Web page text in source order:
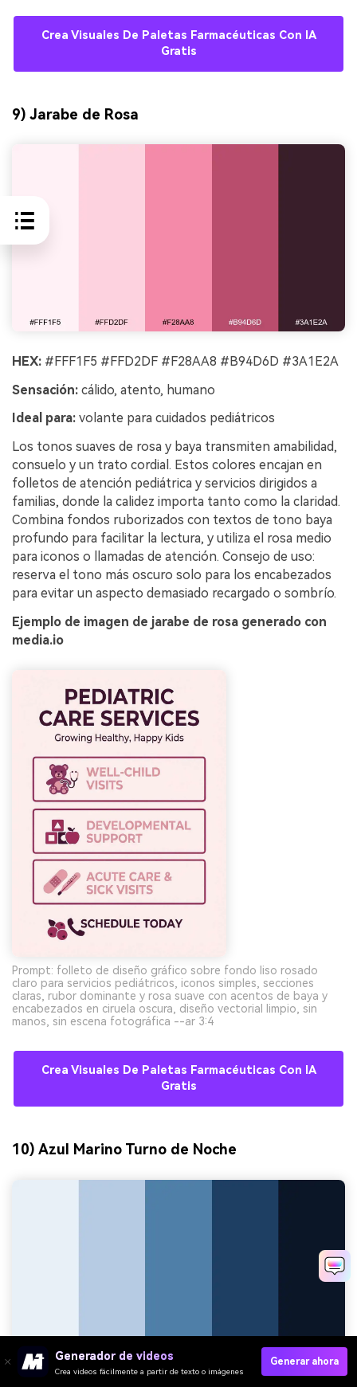
Crea Visuales De Paletas Farmacéuticas Con IA
Gratis
9) Jarabe de Rosa
HEX: #FFF1F5 #FFD2DF #F28AA8 #B94D6D #3A1E2A
Sensación: cálido, atento, humano
Ideal para: volante para cuidados pediátricos
Los tonos suaves de rosa y baya transmiten amabilidad,
consuelo y un trato cordial. Estos colores encajan en
folletos de atención pediátrica y servicios dirigidos a
familias, donde la calidez importa tanto como la claridad.
Combina fondos ruborizados con textos de tono baya
profundo para facilitar la lectura, y utiliza el rosa medio
para iconos o llamadas de atención. Consejo de uso:
reserva el tono más oscuro solo para los encabezados
para evitar un aspecto demasiado recargado o sombrío.
Ejemplo de imagen de jarabe de rosa generado con
media.io
Prompt: folleto de diseño gráfico sobre fondo liso rosado
claro para servicios pediátricos, iconos simples, secciones
claras, rubor dominante y rosa suave con acentos de baya y
encabezados en ciruela oscura, diseño vectorial limpio, sin
manos, sin escena fotográfica --ar 3:4
Crea Visuales De Paletas Farmacéuticas Con IA
Gratis
10) Azul Marino Turno de Noche
Generador de videos
Crea videos fácilmente a partir de texto o imágenes
Generar ahora